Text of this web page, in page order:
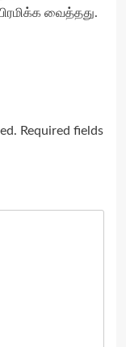
வைத்தது.
Required fields